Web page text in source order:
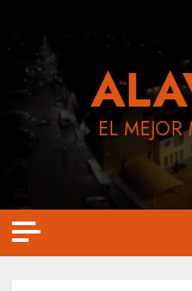
contenido
EL